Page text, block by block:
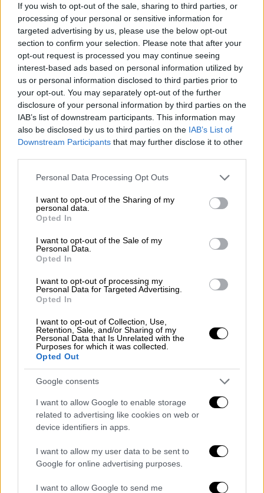
If you wish to opt-out of the sale, sharing to third parties, or
processing of your personal or sensitive information for
targeted advertising by us, please use the below opt-out
section to confirm your selection. Please note that after your
opt-out request is processed you may continue seeing
interest-based ads based on personal information utilized by
us or personal information disclosed to third parties prior to
your opt-out. You may separately opt-out of the further
disclosure of your personal information by third parties on the
IAB’s list of downstream participants. This information may
also be disclosed by us to third parties on the IAB’s List of
Downstream Participants that may further disclose it to other
Please note that this website/app uses one or more Google
not limited to your visit or usage behaviour. You may click to
grant or deny consent to Google and its third-party tags to
use your data for below specified purposes in below Google
consent section.
Personal Data Processing Opt Outs
I want to opt-out of the Sharing of my
personal data.
Opted In
I want to opt-out of the Sale of my
Personal Data.
Opted In
I want to opt-out of processing my
Personal Data for Targeted Advertising.
Opted In
I want to opt-out of Collection, Use,
Retention, Sale, and/or Sharing of my
Personal Data that Is Unrelated with the
Purposes for which it was collected.
Opted Out
Google consents
I want to allow Google to enable storage
related to advertising like cookies on web or
device identifiers in apps.
I want to allow my user data to be sent to
Google for online advertising purposes.
I want to allow Google to send me
απολαύστε μια σειρά από ξεχωριστές
εορταστικές εκδηλώσεις, αγαπημένους
καλλιτέχνες, ζωντανή μουσική και
happenings
Μπέσυ Αργυράκη: «Βούτηξα από μεγάλο
ύψος με το κεφάλι στο κράσπεδο, πήγα
στον θάνατο και γύρισα»
«Σίγουρα ο φύλακας-άγγελός μου ήταν δίπλα
μου και με έσωσε», εξομολογήθηκε η
τραγουδίστρια